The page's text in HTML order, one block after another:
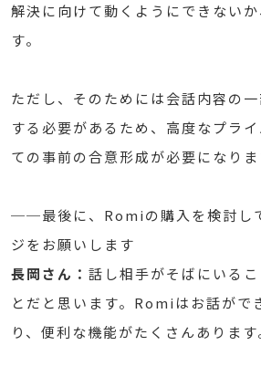
解決に向けて動くようにできない
す。
ただし、そのためには会話内容の
する必要があるため、高度なプラ
ての事前の合意形成が必要になり
──最後に、Romiの購入を検討し
ジをお願いします
長岡さん： 話し相手がそばにいる
とだと思います。Romiはお話がで
り、便利な機能がたくさんあります